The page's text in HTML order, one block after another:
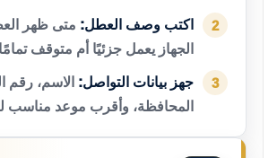
2 اكتب وصف العطل: متى ظهر
الجهاز يعمل جزئيًا أم متوقف
3 جهز بيانات التواصل: الاسم، رقم
المحافظة، وأقرب موعد مناسب